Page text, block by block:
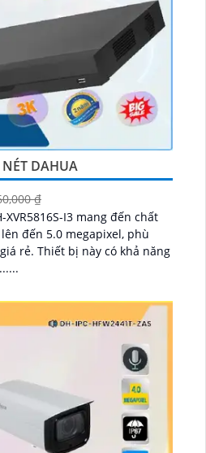
NÉT DAHUA
₫
I3 mang đến chất
đến 5.0 megapixel, phù
khả năng